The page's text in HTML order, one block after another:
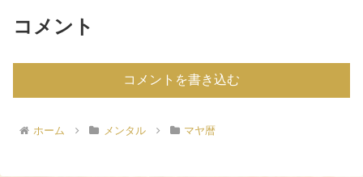
コメント
コメントを書き込む
ホーム メンタル マヤ暦